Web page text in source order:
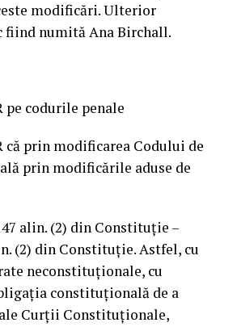
modificări. Ulterior
numită Ana Birchall.
pe codurile penale
că prin modificarea Codului de
prin modificările aduse de
alin. (2) din Constituţie –
(2) din Constituţie. Astfel, cu
neconstituţionale, cu
constituţională de a
Curţii Constituţionale,